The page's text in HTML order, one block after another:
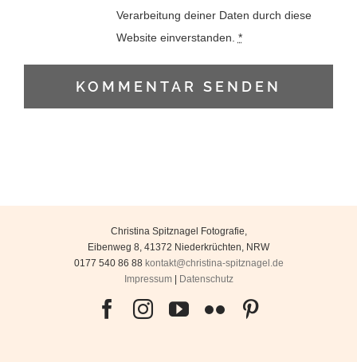
Verarbeitung deiner Daten durch diese
Website einverstanden. *
Christina Spitznagel Fotografie
Eibenweg 8 41372 Niederkrüchten NRW
0177 540 86 88 kontakt@christina-spitznagel.de
Impressum| Datenschutz
Facebook
InstagramYouTube
Flickr